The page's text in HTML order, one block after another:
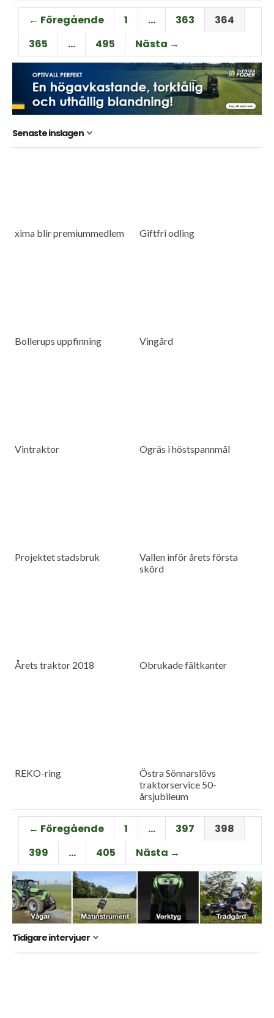
för Sveriges lantbrukare....
en ny elektrisk
ogrästrimmer...
← Föregående 1 … 363
364
365
… 495 Nästa →
Senaste inslagen
xima blir premiummedlem Giftfri odling
Bollerups uppfinning Vingård
Vintraktor Ogräs i höstspannmål
Projektet stadsbruk
Vallen inför årets första
skörd
Årets traktor 2018 Obrukade fältkanter
REKO-ring
Östra Sönnarslövs
traktorservice 50-
årsjubileum
← Föregående 1 … 397
398
399
… 405 Nästa →
Tidigare intervjuer